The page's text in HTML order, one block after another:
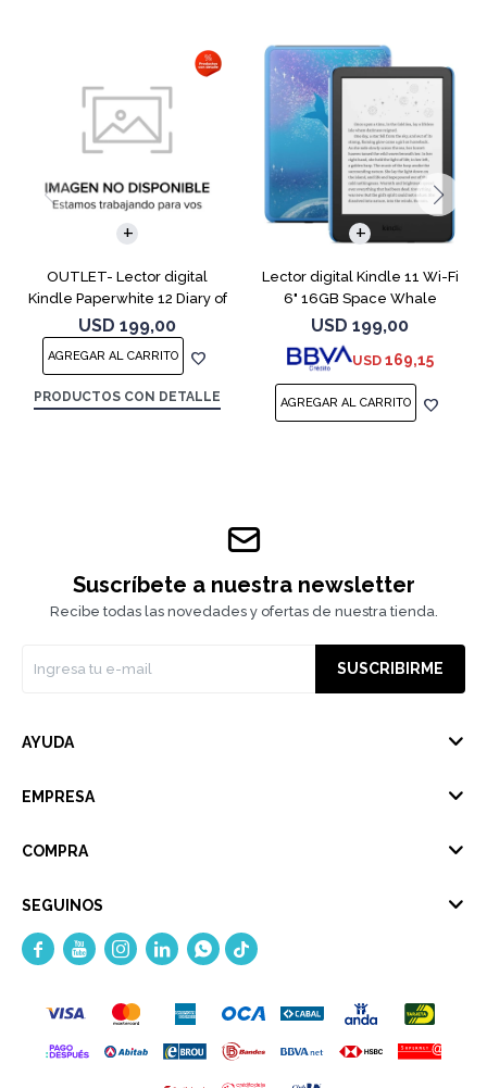
OUTLET- Lector digital
Kindle Paperwhite 12 Diary of
a Wimpy
USD 199,00
PRODUCTOS CON DETALLE
Lector digital Kindle 11 Wi-Fi
6" 16GB Space Whale
USD 199,00
USD 169,15
Suscríbete a nuestra newsletter
Recibe todas las novedades y ofertas de nuestra tienda.
SUSCRIBIRME
AYUDA
EMPRESA
COMPRA
SEGUINOS
    